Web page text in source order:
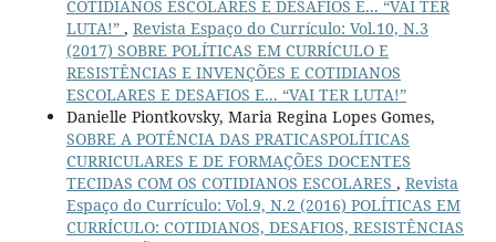
COTIDIANOS ESCOLARES E DESAFIOS E... “VAI TER
LUTA!” , Revista Espaço do Currículo: Vol.10, N.3
(2017) SOBRE POLÍTICAS EM CURRÍCULO E
RESISTÊNCIAS E INVENÇÕES E COTIDIANOS
ESCOLARES E DESAFIOS E... “VAI TER LUTA!”
Danielle Piontkovsky, Maria Regina Lopes Gomes,
SOBRE A POTÊNCIA DAS PRATICASPOLÍTICAS
CURRICULARES E DE FORMAÇÕES DOCENTES
TECIDAS COM OS COTIDIANOS ESCOLARES , Revista
Espaço do Currículo: Vol.9, N.2 (2016) POLÍTICAS EM
CURRÍCULO: COTIDIANOS, DESAFIOS, RESISTÊNCIAS